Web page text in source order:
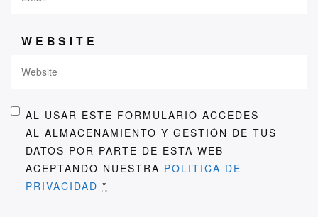
WEBSITE
AL USAR ESTE FORMULARIO ACCEDES
AL ALMACENAMIENTO Y GESTIÓN DE TUS
DATOS POR PARTE DE ESTA WEB
ACEPTANDO NUESTRA POLITICA DE
PRIVACIDAD *